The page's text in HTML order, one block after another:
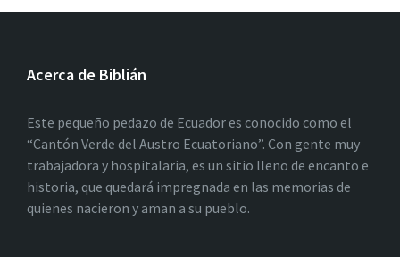
Acerca de Biblián
Este pequeño pedazo de Ecuador es conocido como el
“Cantón Verde del Austro Ecuatoriano”. Con gente muy
trabajadora y hospitalaria, es un sitio lleno de encanto e
historia, que quedará impregnada en las memorias de
quienes nacieron y aman a su pueblo.